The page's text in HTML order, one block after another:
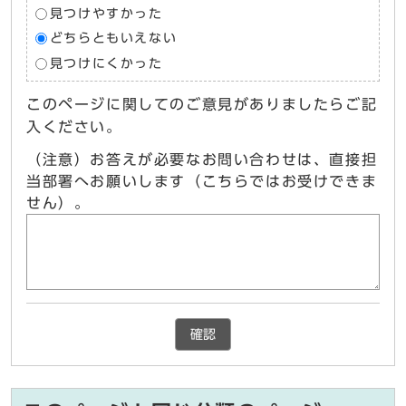
見つけやすかった
どちらともいえない
見つけにくかった
このページに関してのご意見がありましたらご記
入ください。
（注意）お答えが必要なお問い合わせは、直接担
当部署へお願いします（こちらではお受けできま
せん）。
確認